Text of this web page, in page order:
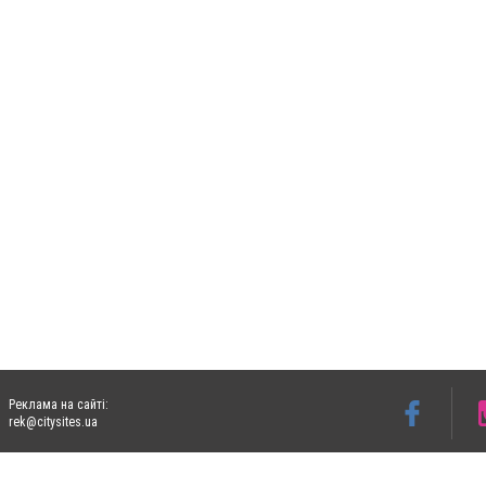
Реклама на сайті:
rek@citysites.ua